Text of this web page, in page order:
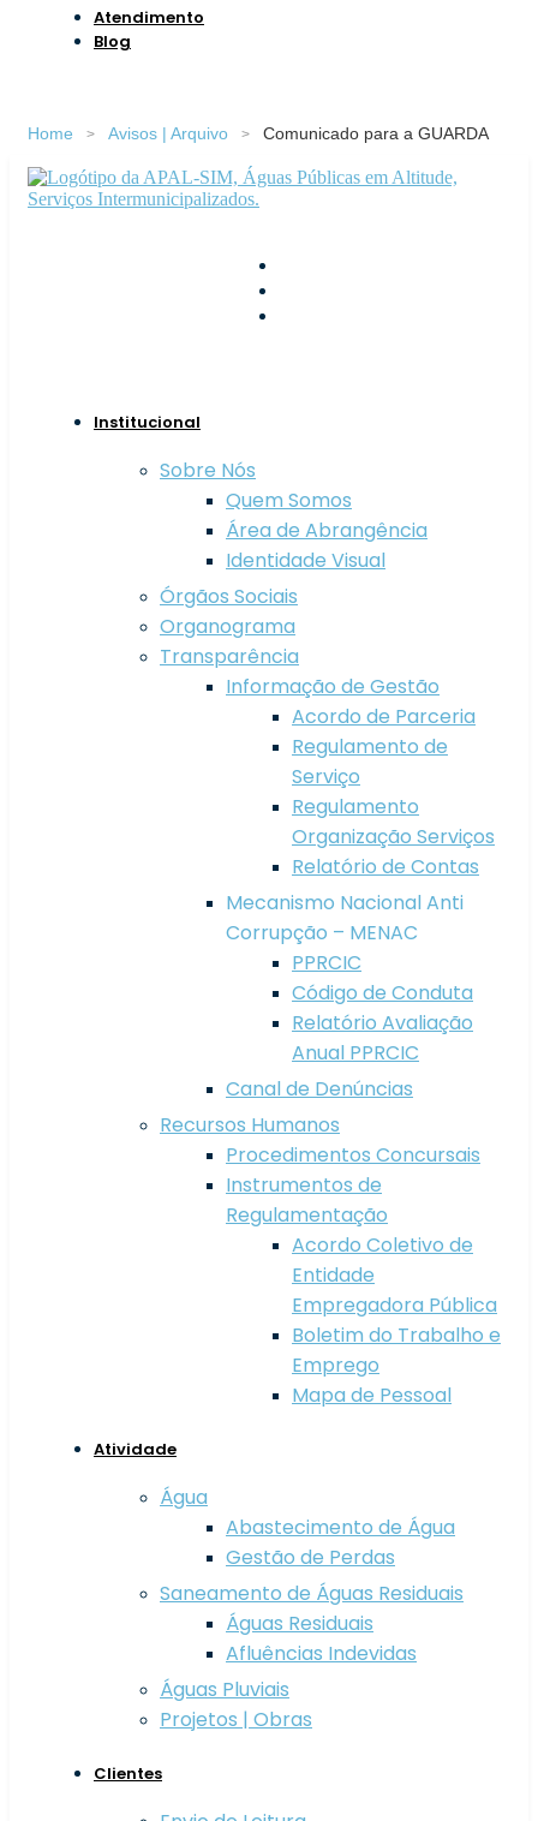
Atendimento
Blog
Home > Avisos | Arquivo > Comunicado para a GUARDA
Institucional
Sobre Nós
Quem Somos
Área de Abrangência
Identidade Visual
Órgãos Sociais
Organograma
Transparência
Informação de Gestão
Acordo de Parceria
Regulamento de
Serviço
Regulamento
Organização Serviços
Relatório de Contas
Mecanismo Nacional Anti
Corrupção – MENAC
PPRCIC
Código de Conduta
Relatório Avaliação
Anual PPRCIC
Canal de Denúncias
Recursos Humanos
Procedimentos Concursais
Instrumentos de
Regulamentação
Acordo Coletivo de
Entidade
Empregadora Pública
Boletim do Trabalho e
Emprego
Mapa de Pessoal
Atividade
Água
Abastecimento de Água
Gestão de Perdas
Saneamento de Águas Residuais
Águas Residuais
Afluências Indevidas
Águas Pluviais
Projetos | Obras
Clientes